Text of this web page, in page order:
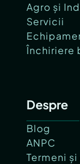
Agro și
Servicii
Închiriere
Despre
Blog
ANPC
Termeni